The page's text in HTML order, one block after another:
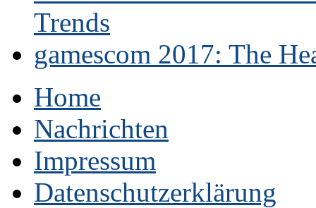
Trends
gamescom 2017: The
Home
Nachrichten
Impressum
Datenschutzerklärung